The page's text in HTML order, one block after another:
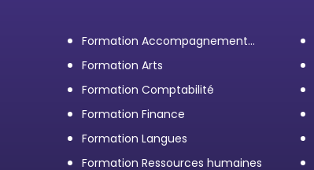
Formation Accompagnement
personnel et Bilan de
compétences
Formation Arts
Formation Comptabilité
Formation Finance
Formation Langues
Formation Ressources humaines